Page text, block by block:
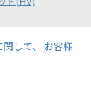
関して、 お客様